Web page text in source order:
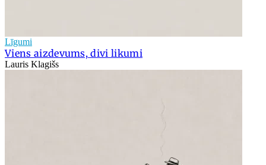
Līgumi
Viens aizdevums, divi likumi
Lauris Klagišs